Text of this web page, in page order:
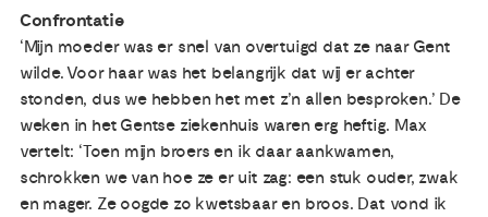
Confrontatie
‘Mijn moeder was er snel van overtuigd dat ze naar Gent
wilde. Voor haar was het belangrijk dat wij er achter
stonden, dus we hebben het met z’n allen besproken.’ De
weken in het Gentse ziekenhuis waren erg heftig. Max
vertelt: ‘Toen mijn broers en ik daar aankwamen,
schrokken we van hoe ze er uit zag: een stuk ouder, zwak
en mager. Ze oogde zo kwetsbaar en broos. Dat vond ik